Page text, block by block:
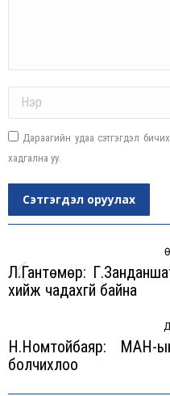
Дараагийн удаа сэтгэгдэл
хадгална уу.
Сэтгэгдэл оруулах
navigation
Л.Гантөмөр:
хийж чадахгүй байна
Н.Номтойбаяр: МАН-
болчихлоо